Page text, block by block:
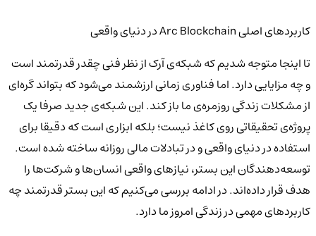
کاربردهای اصلی Arc Blockchain در دنیای واقعی
تا اینجا متوجه شدیم که شبکه‌ی آرک از نظر فنی چقدر قدرتمند است
و چه مزایایی دارد. اما فناوری زمانی ارزشمند می‌شود که بتواند گره‌ای
از مشکلات زندگی روزمره‌ی ما باز کند. این شبکه‌ی جدید صرفا یک
پروژه‌ی تحقیقاتی روی کاغذ نیست؛ بلکه ابزاری است که دقیقا برای
استفاده در دنیای واقعی و در تبادلات مالی روزانه ساخته شده است.
توسعه‌دهندگان این بستر، نیازهای واقعی انسان‌ها و شرکت‌ها را
هدف قرار داده‌اند. در ادامه بررسی می‌کنیم که این بستر قدرتمند چه
کاربردهای مهمی در زندگی امروز ما دارد.